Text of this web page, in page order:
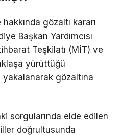
gözaltı kararı
Başkan Yardımcısı
Teşkilatı (MİT) ve
yürüttüğü
gözaltına
sorgularında elde edilen
doğrultusunda